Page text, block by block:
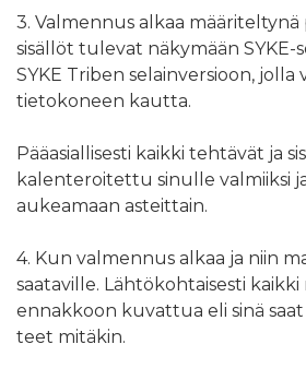
3. Valmennus alkaa määriteltynä
sisällöt tulevat näkymään SYKE-
SYKE Triben selainversioon, jolla
tietokoneen kautta.
Pääasiallisesti kaikki tehtävät ja
kalenteroitettu sinulle valmiiksi
aukeamaan asteittain.
4. Kun valmennus alkaa ja niin
saataville. Lähtökohtaisesti kaikki
ennakkoon kuvattua eli sinä
teet mitäkin.